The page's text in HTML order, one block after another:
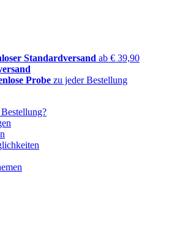
Standardversand ab € 39,90
Probe zu jeder Bestellung